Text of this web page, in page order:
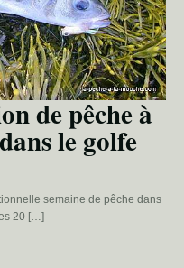
de pêche à
le golfe
semaine de pêche dans
20 […]